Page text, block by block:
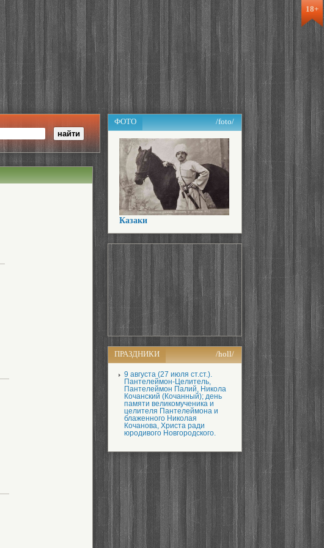
18+
ФОТО /foto/
Казаки
ПРАЗДНИКИ /holl/
9 августа (27 июля ст.ст.).
Пантелеймон-Целитель,
Пантелеймон Палий, Никола
Кочанский (Кочанный); день
памяти великомученика и
целителя Пантелеймона и
блаженного Николая
Кочанова, Христа ради
юродивого Новгородского.